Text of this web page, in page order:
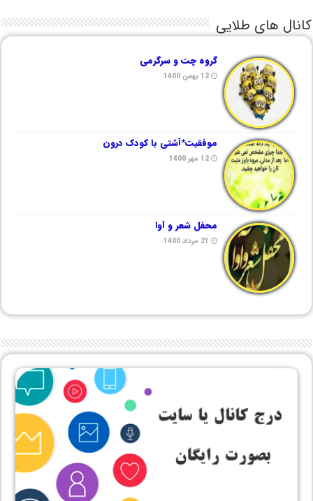
کانال های طلایی
گروه چت و سرگرمی
12 بهمن 1400
موفقیت*آشتی با کودک درون
12 مهر 1400
محفل شعر و آوا
21 مرداد 1400